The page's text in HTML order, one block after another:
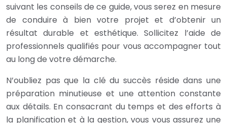
suivant les conseils de ce guide, vous serez en mesure
de conduire à bien votre projet et d’obtenir un
résultat durable et esthétique. Sollicitez l’aide de
professionnels qualifiés pour vous accompagner tout
au long de votre démarche.
N’oubliez pas que la clé du succès réside dans une
préparation minutieuse et une attention constante
aux détails. En consacrant du temps et des efforts à
la planification et à la gestion, vous vous assurez une